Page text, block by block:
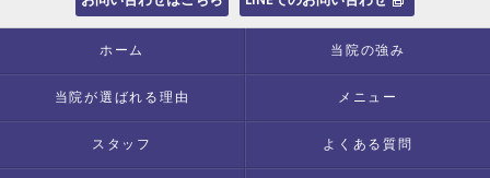
ホーム 当院の強み
当院が選ばれる理由 メニュー
スタッフ よくある質問